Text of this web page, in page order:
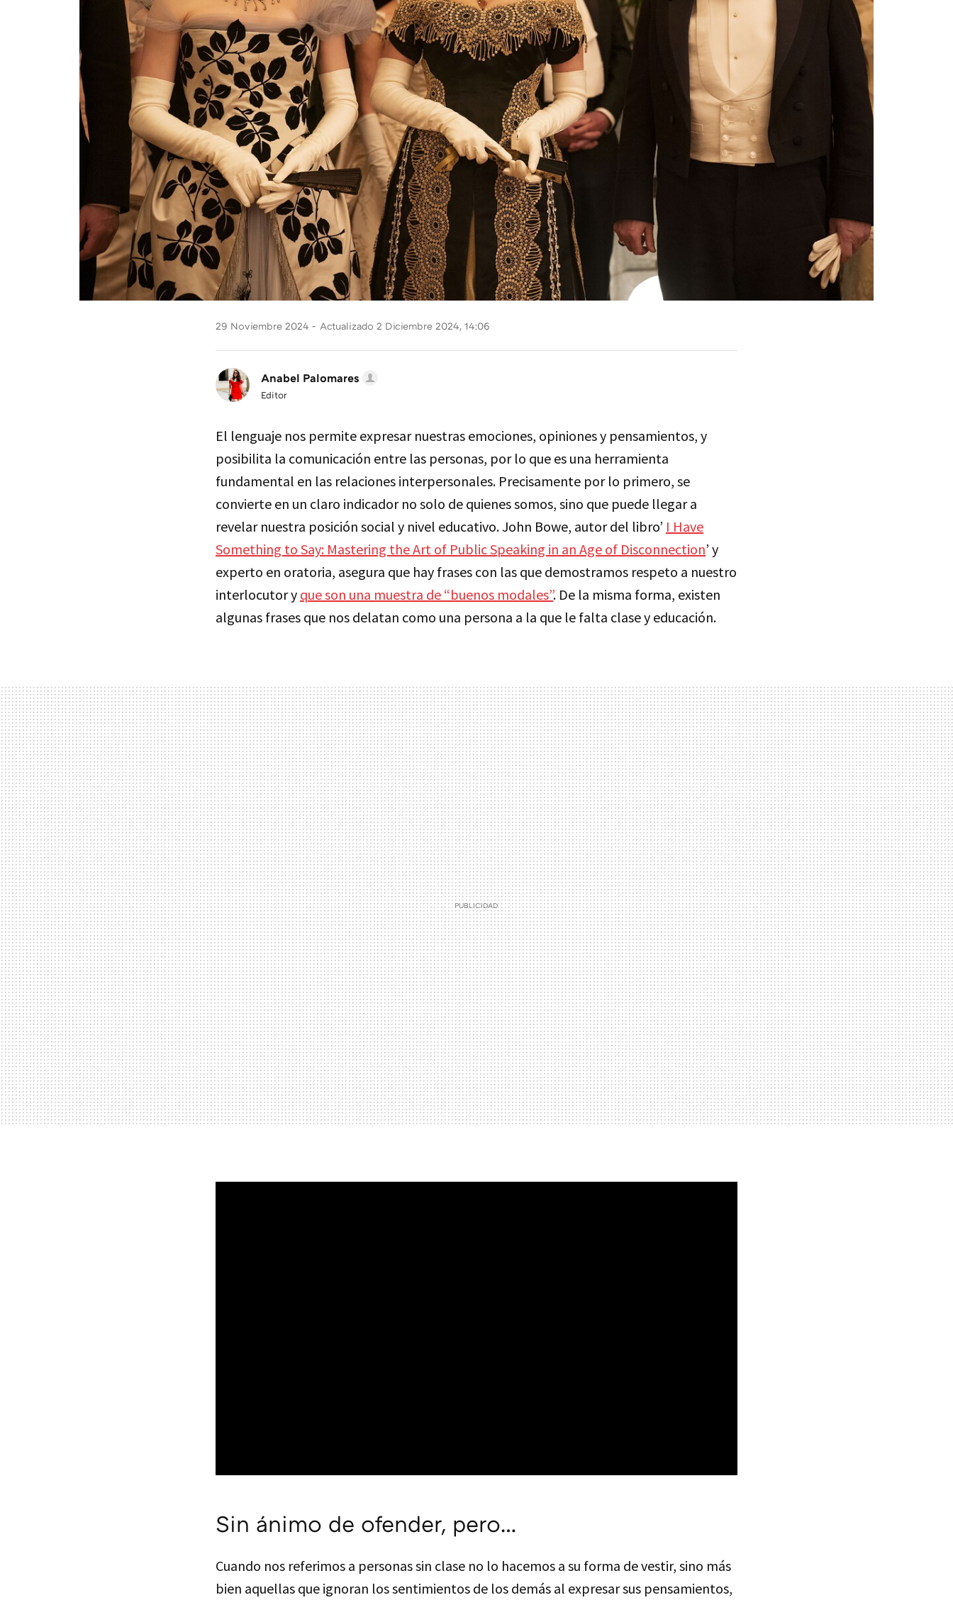
29 Noviembre 2024 Actualizado 2 Diciembre 2024, 14:06
Anabel Palomares
Editor
El lenguaje nos permite expresar nuestras emociones, opiniones y pensamientos, y
posibilita la comunicación entre las personas, por lo que es una herramienta
fundamental en las relaciones interpersonales. Precisamente por lo primero, se
convierte en un claro indicador no solo de quienes somos, sino que puede llegar a
revelar nuestra posición social y nivel educativo. John Bowe, autor del libro’ I Have
Something to Say: Mastering the Art of Public Speaking in an Age of Disconnection’ y
experto en oratoria, asegura que hay frases con las que demostramos respeto a nuestro
interlocutor y que son una muestra de “buenos modales”. De la misma forma, existen
algunas frases que nos delatan como una persona a la que le falta clase y educación.
Sin ánimo de ofender, pero…
Cuando nos referimos a personas sin clase no lo hacemos a su forma de vestir, sino más
bien aquellas que ignoran los sentimientos de los demás al expresar sus pensamientos,